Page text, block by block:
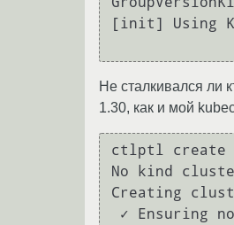
[init] Using
Не сталкивался ли
1.30, как и мой
ctlptl create
No kind
Creating
✓ Ensuring